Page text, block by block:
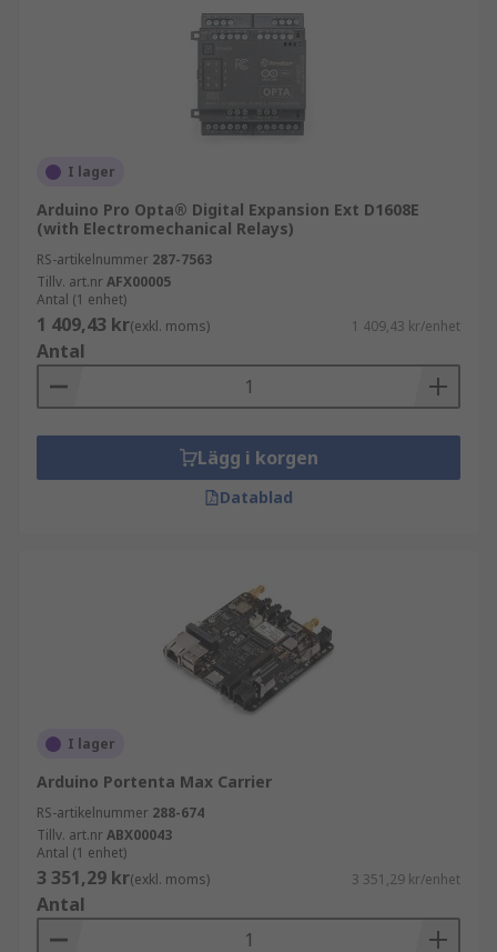
I lager
Arduino Pro Opta® Digital Expansion Ext D1608E
(with Electromechanical Relays)
RS-artikelnummer 287-7563
Tillv. art.nrAFX00005
Antal (1 enhet)
1 409,43 kr(exkl. moms) 1 409,43 kr/enhet
Antal
Lägg i korgen
Datablad
I lager
Arduino Portenta Max Carrier
RS-artikelnummer 288-674
Tillv. art.nrABX00043
Antal (1 enhet)
3 351,29 kr(exkl. moms) 3 351,29 kr/enhet
Antal